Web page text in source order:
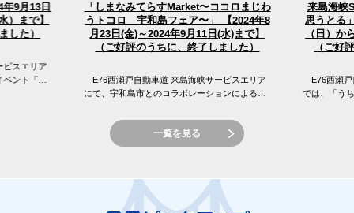
9月13日
）まで】
した）
スエリア
ベント「え
「しまなみてらすMarket〜ココロまじわ
うトコロ 宇和島フェア〜」 【2024年8
月23日(金)～2024年9月11日(水)まで】
（ご好評のうちに、終了しました）
E76西瀬戸自動車道 来島海峡サービスエリア
にて、宇和島市とのコラボレーションによる
ロ 宇和島フェア〜」を開催...
来島海峡
思うとる
（日）か
（ご好
E76西瀬戸
では、「う
一覧を見る